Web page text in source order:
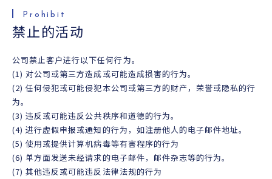
禁止的活动
公司禁止客户进行以下任何行为。
(1) 对公司或第三方造成或可能造成损害的行为。
(2) 任何侵犯或可能侵犯本公司或第三方的财产，荣誉或隐私的行
为。
(3) 违反或可能违反公共秩序和道德的行为。
(4) 进行虚假申报或通知的行为，如注册他人的电子邮件地址。
(5) 使用或提供计算机病毒等有害程序的行为
(6) 单方面发送未经请求的电子邮件，邮件杂志等的行为。
(7) 其他违反或可能违反法律法规的行为